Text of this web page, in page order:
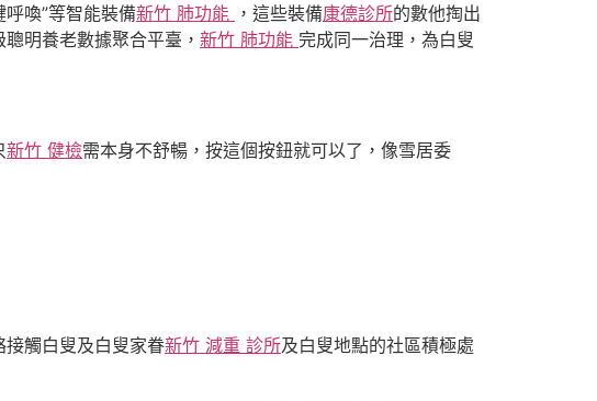
呼喚”等智能裝備新竹 肺功能 ，這些裝備康德診所的數他掏出
明養老數據聚合平臺， 新竹 肺功能 完成同一治理，為白叟
新竹 健檢需本身不舒暢，按這個按鈕就可以了，像雪居委
觸白叟及白叟家眷新竹 減重 診所及白叟地點的社區積極處